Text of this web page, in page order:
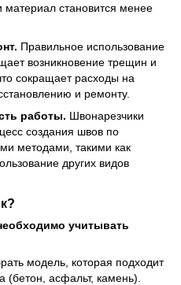
материал становится менее
Правильное использование
возникновение трещин и
сокращает расходы на
и ремонту.
работы. Швонарезчики
создания швов по
методами, такими как
других видов
учитывать
модель, которая подходит
(бетон, асфальт, камень).